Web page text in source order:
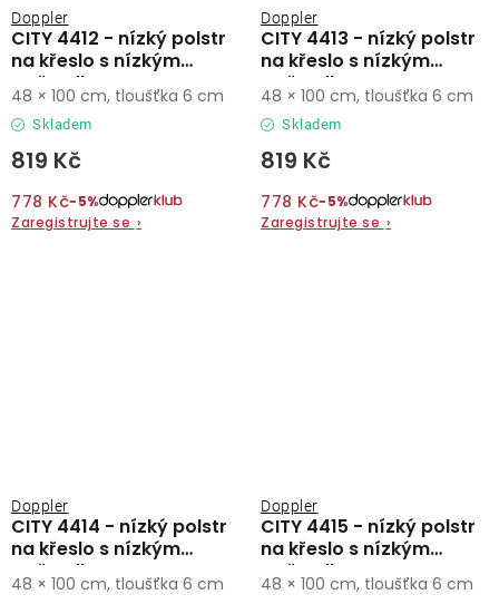
CITY 4412 - nízký polstr
na křeslo s nízkým
opěradlem
Doppler
Skladem
819 Kč
778 Kč−5%
Zaregistrujte se ›
48 × 100 cm, tloušťka 6 cm
CITY 4413 - nízký polstr
na křeslo s nízkým
opěradlem
Doppler
Skladem
819 Kč
778 Kč−5%
Zaregistrujte se ›
48 × 100 cm, tloušťka 6 cm
CITY 4414 - nízký polstr
na křeslo s nízkým
opěradlem
Doppler
48 × 100 cm, tloušťka 6 cm
CITY 4415 - nízký polstr
na křeslo s nízkým
opěradlem
Doppler
48 × 100 cm, tloušťka 6 cm